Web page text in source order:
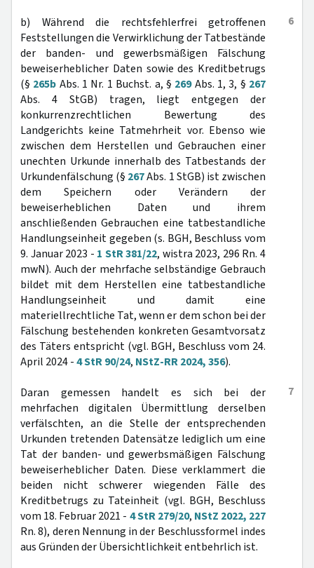
6
b) Während die rechtsfehlerfrei getroffenen
Feststellungen die Verwirklichung der Tatbestände
der banden- und gewerbsmäßigen Fälschung
beweiserheblicher Daten sowie des Kreditbetrugs
(§ 265b Abs. 1 Nr. 1 Buchst. a, § 269Abs. 1, 3, § 267
Abs. 4 StGB) tragen, liegt entgegen der
konkurrenzrechtlichen Bewertung des
Landgerichts keine Tatmehrheit vor. Ebenso wie
zwischen dem Herstellen und Gebrauchen einer
unechten Urkunde innerhalb des Tatbestands der
Urkundenfälschung (§ 267Abs. 1 StGB) ist zwischen
dem Speichern oder Verändern der
beweiserheblichen Daten und ihrem
anschließenden Gebrauchen eine tatbestandliche
Handlungseinheit gegeben (s. BGH, Beschluss vom
9. Januar 2023 - 1 StR 381/22, wistra 2023, 296 Rn. 4
mwN). Auch der mehrfache selbständige Gebrauch
bildet mit dem Herstellen eine tatbestandliche
Handlungseinheit und damit eine
materiellrechtliche Tat, wenn er dem schon bei der
Fälschung bestehenden konkreten Gesamtvorsatz
des Täters entspricht (vgl. BGH, Beschluss vom 24.
April 2024 -4 StR 90/24, NStZ-RR 2024, 356).
7
Daran gemessen handelt es sich bei der
mehrfachen digitalen Übermittlung derselben
verfälschten, an die Stelle der entsprechenden
Urkunden tretenden Datensätze lediglich um eine
Tat der banden- und gewerbsmäßigen Fälschung
beweiserheblicher Daten. Diese verklammert die
beiden nicht schwerer wiegenden Fälle des
Kreditbetrugs zu Tateinheit (vgl. BGH, Beschluss
vom 18. Februar 2021 - 4 StR 279/20, NStZ 2022, 227
Rn. 8), deren Nennung in der Beschlussformel indes
aus Gründen der Übersichtlichkeit entbehrlich ist.